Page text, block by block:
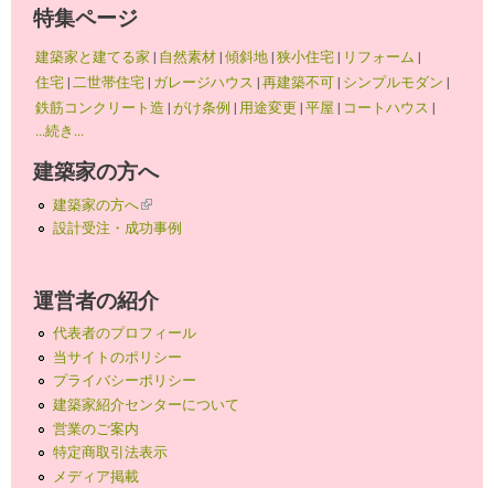
特集ページ
建築家と建てる家 | 自然素材|傾斜地|狭小住宅| リフォーム |
住宅|二世帯住宅| ガレージハウス |再建築不可| シンプルモダン |
鉄筋コンクリート造 |がけ条例 | 用途変更 |平屋 | コートハウス |
...続き...
建築家の方へ
建築家の方へ(link is external)
設計受注・成功事例
運営者の紹介
代表者のプロフィール
当サイトのポリシー
プライバシーポリシー
建築家紹介センターについて
営業のご案内
特定商取引法表示
メディア掲載